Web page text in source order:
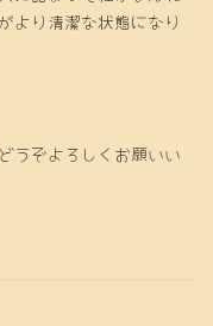
より清潔な状態になり
うぞよろしくお願いい